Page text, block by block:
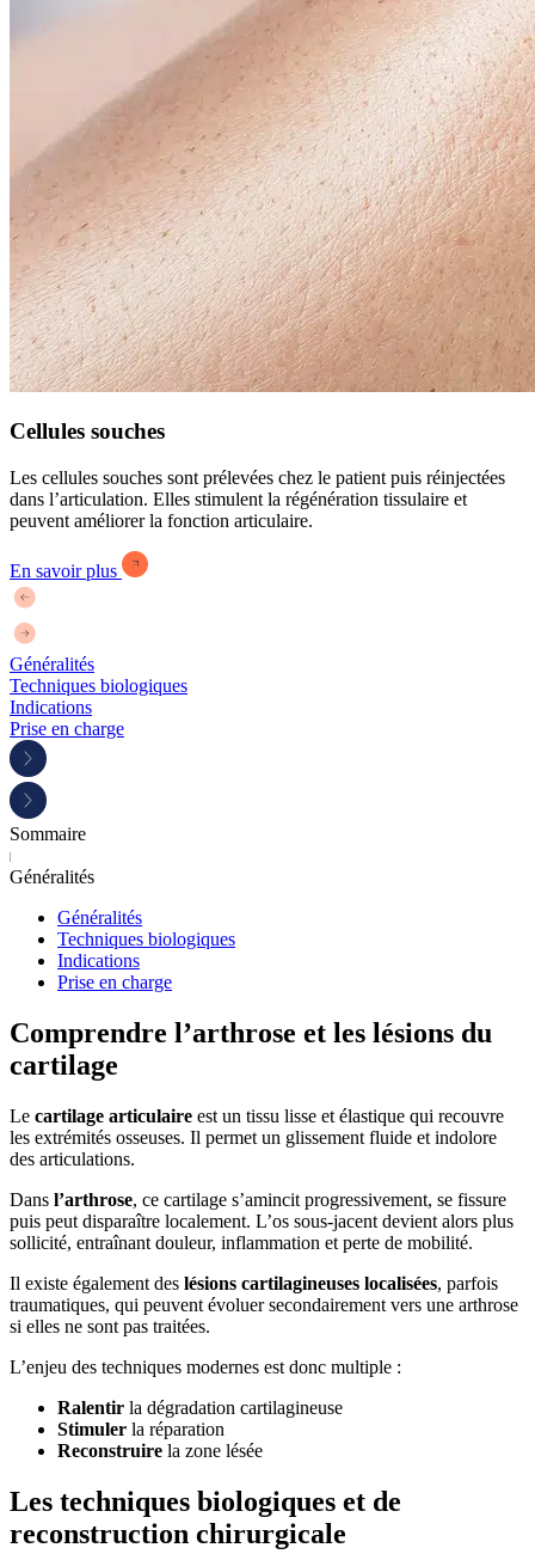
Cellules souches
Les cellules souches sont prélevées chez le patient puis réinjectées
dans l’articulation. Elles stimulent la régénération tissulaire et
peuvent améliorer la fonction articulaire.
En savoir plus
Généralités
Techniques biologiques
Indications
Prise en charge
Sommaire
Généralités
Généralités
Techniques biologiques
Indications
Prise en charge
Comprendre l’arthrose et les lésions du
cartilage
Le cartilage articulaire est un tissu lisse et élastique qui recouvre
les extrémités osseuses. Il permet un glissement fluide et indolore
des articulations.
Dans l’arthrose, ce cartilage s’amincit progressivement, se fissure
puis peut disparaître localement. L’os sous-jacent devient alors plus
sollicité, entraînant douleur, inflammation et perte de mobilité.
Il existe également des lésions cartilagineuses localisées, parfois
traumatiques, qui peuvent évoluer secondairement vers une arthrose
si elles ne sont pas traitées.
L’enjeu des techniques modernes est donc multiple :
Ralentir la dégradation cartilagineuse
Stimuler la réparation
Reconstruire la zone lésée
Les techniques biologiques et de
reconstruction chirurgicale